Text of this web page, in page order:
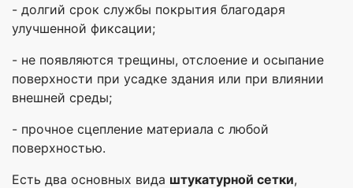
- долгий срок службы покрытия благодаря
улучшенной фиксации;
- не появляются трещины, отслоение и осыпание
поверхности при усадке здания или при влиянии
внешней среды;
- прочное сцепление материала с любой
поверхностью.
Есть два основных вида штукатурной сетки,